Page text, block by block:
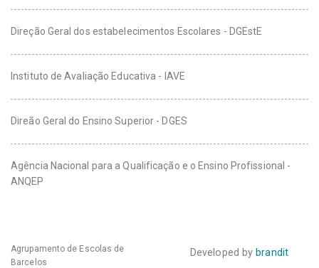
Direção Geral dos estabelecimentos Escolares - DGEstE
Instituto de Avaliação Educativa - IAVE
Direão Geral do Ensino Superior - DGES
Agência Nacional para a Qualificação e o Ensino Profissional -
ANQEP
Agrupamento de Escolas de
Barcelos
Developed by brandit